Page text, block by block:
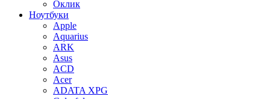
Оклик
Ноутбуки
Apple
Aquarius
ARK
Asus
ACD
Acer
ADATA XPG